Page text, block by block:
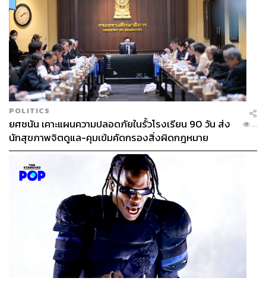
POLITICS
ยศชนัน เคาะแผนความปลอดภัยในรั้วโรงเรียน 90 วัน ส่ง
นักสุขภาพจิตดูแล-คุมเข้มคัดกรองสิ่งผิดกฎหมาย
...